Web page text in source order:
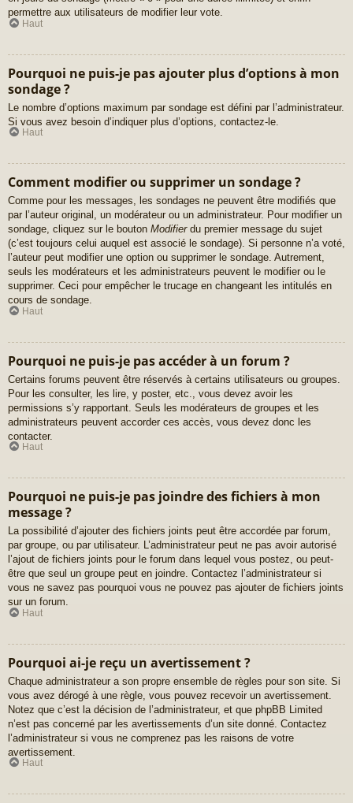
permettre aux utilisateurs de modifier leur vote.
Haut
Pourquoi ne puis-je pas ajouter plus d’options à mon
sondage ?
Le nombre d’options maximum par sondage est défini par l’administrateur.
Si vous avez besoin d’indiquer plus d’options, contactez-le.
Haut
Comment modifier ou supprimer un sondage ?
Comme pour les messages, les sondages ne peuvent être modifiés que
par l’auteur original, un modérateur ou un administrateur. Pour modifier un
sondage, cliquez sur le bouton Modifierdu premier message du sujet
(c’est toujours celui auquel est associé le sondage). Si personne n’a voté,
l’auteur peut modifier une option ou supprimer le sondage. Autrement,
seuls les modérateurs et les administrateurs peuvent le modifier ou le
supprimer. Ceci pour empêcher le trucage en changeant les intitulés en
cours de sondage.
Haut
Pourquoi ne puis-je pas accéder à un forum ?
Certains forums peuvent être réservés à certains utilisateurs ou groupes.
Pour les consulter, les lire, y poster, etc., vous devez avoir les
permissions s’y rapportant. Seuls les modérateurs de groupes et les
administrateurs peuvent accorder ces accès, vous devez donc les
contacter.
Haut
Pourquoi ne puis-je pas joindre des fichiers à mon
message ?
La possibilité d’ajouter des fichiers joints peut être accordée par forum,
par groupe, ou par utilisateur. L’administrateur peut ne pas avoir autorisé
l’ajout de fichiers joints pour le forum dans lequel vous postez, ou peut-
être que seul un groupe peut en joindre. Contactez l’administrateur si
vous ne savez pas pourquoi vous ne pouvez pas ajouter de fichiers joints
sur un forum.
Haut
Pourquoi ai-je reçu un avertissement ?
Chaque administrateur a son propre ensemble de règles pour son site. Si
vous avez dérogé à une règle, vous pouvez recevoir un avertissement.
Notez que c’est la décision de l’administrateur, et que phpBB Limited
n’est pas concerné par les avertissements d’un site donné. Contactez
l’administrateur si vous ne comprenez pas les raisons de votre
avertissement.
Haut